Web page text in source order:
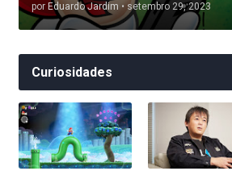
por Eduardo Jardim • setembro 29, 2023
Curiosidades